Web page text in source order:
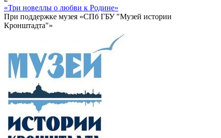
«Три новеллы о любви к Родине»
При поддержке музея «СПб ГБУ "Музей истории
Кронштадта"»